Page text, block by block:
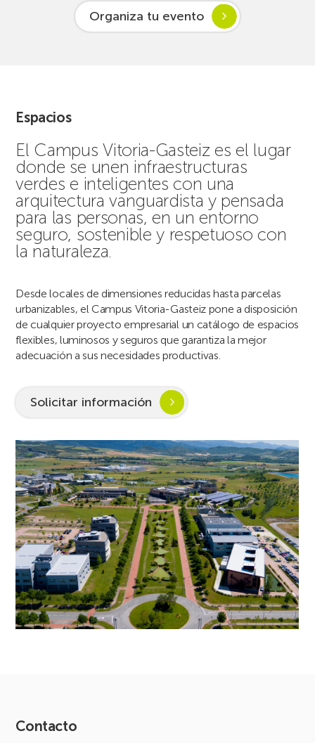
Organiza tu evento
Espacios
El Campus Vitoria-Gasteiz es el lugar
donde se unen infraestructuras
verdes e inteligentes con una
arquitectura vanguardista y pensada
para las personas, en un entorno
seguro, sostenible y respetuoso con
la naturaleza.
Desde locales de dimensiones reducidas hasta parcelas
urbanizables, el Campus Vitoria-Gasteiz pone a disposición
de cualquier proyecto empresarial un catálogo de espacios
flexibles, luminosos y seguros que garantiza la mejor
adecuación a sus necesidades productivas.
Solicitar información
Contacto